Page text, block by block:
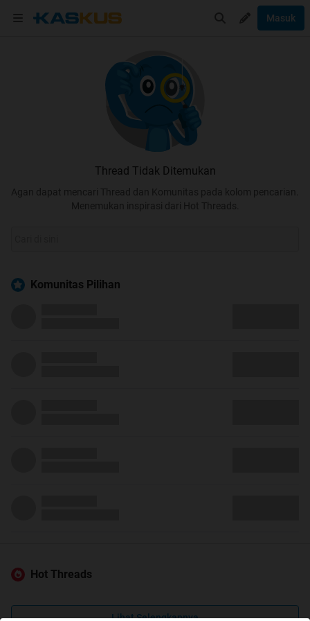
Masuk
Thread Tidak Ditemukan
Agan dapat mencari Thread dan Komunitas pada kolom pencarian.
Menemukan inspirasi dari Hot Threads.
Komunitas Pilihan
Hot Threads
Lihat Selengkapnya